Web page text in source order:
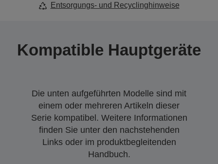
Entsorgungs- und Recyclinghinweise
Kompatible Hauptgeräte
Die unten aufgeführten Modelle sind mit
einem oder mehreren Artikeln dieser
Serie kompatibel. Weitere Informationen
finden Sie unter den nachstehenden
Links oder im produktbegleitenden
Handbuch.